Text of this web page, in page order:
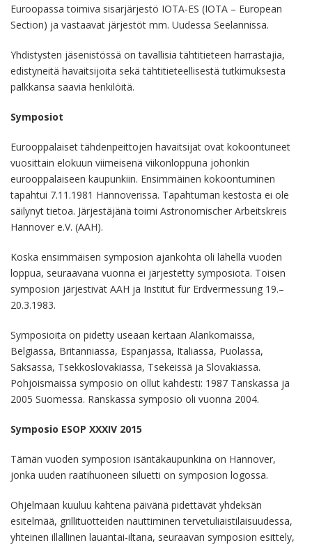
Euroopassa toimiva sisarjärjestö IOTA-ES (IOTA – European
Section) ja vastaavat järjestöt mm. Uudessa Seelannissa.
Yhdistysten jäsenistössä on tavallisia tähtitieteen harrastajia,
edistyneitä havaitsijoita sekä tähtitieteellisestä tutkimuksesta
palkkansa saavia henkilöitä.
Symposiot
Eurooppalaiset tähdenpeittojen havaitsijat ovat kokoontuneet
vuosittain elokuun viimeisenä viikonloppuna johonkin
eurooppalaiseen kaupunkiin. Ensimmäinen kokoontuminen
tapahtui 7.11.1981 Hannoverissa. Tapahtuman kestosta ei ole
säilynyt tietoa. Järjestäjänä toimi Astronomischer Arbeitskreis
Hannover e.V. (AAH).
Koska ensimmäisen symposion ajankohta oli lähellä vuoden
loppua, seuraavana vuonna ei järjestetty symposiota. Toisen
symposion järjestivät AAH ja Institut für Erdvermessung 19.–
20.3.1983.
Symposioita on pidetty useaan kertaan Alankomaissa,
Belgiassa, Britanniassa, Espanjassa, Italiassa, Puolassa,
Saksassa, Tsekkoslovakiassa, Tsekeissä ja Slovakiassa.
Pohjoismaissa symposio on ollut kahdesti: 1987 Tanskassa ja
2005 Suomessa. Ranskassa symposio oli vuonna 2004.
Symposio ESOP XXXIV 2015
Tämän vuoden symposion isäntäkaupunkina on Hannover,
jonka uuden raatihuoneen siluetti on symposion logossa.
Ohjelmaan kuuluu kahtena päivänä pidettävät yhdeksän
esitelmää, grillituotteiden nauttiminen tervetuliaistilaisuudessa,
yhteinen illallinen lauantai-iltana, seuraavan symposion esittely,